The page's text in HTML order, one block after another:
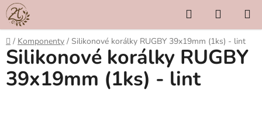
Přejít
na
obsah
Hledat
KOŠÍK
Domů
/ Komponenty / Silikonové korálky RUGBY 39x19mm (1ks) - lint
Silikonové korálky RUGBY
39x19mm (1ks) - lint